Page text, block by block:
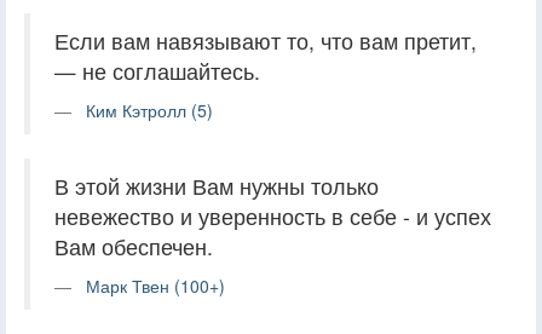
Если вам навязывают то, что вам претит,
— не соглашайтесь.
Ким Кэтролл (5)
В этой жизни Вам нужны только
невежество и уверенность в себе - и успех
Вам обеспечен.
Марк Твен (100+)